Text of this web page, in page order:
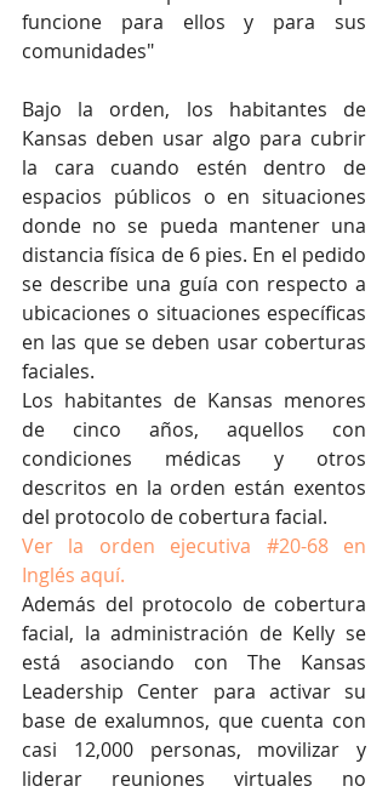
funcione para ellos y para sus
comunidades"
Bajo la orden, los habitantes de
Kansas deben usar algo para cubrir
la cara cuando estén dentro de
espacios públicos o en situaciones
donde no se pueda mantener una
distancia física de 6 pies. En el pedido
se describe una guía con respecto a
ubicaciones o situaciones específicas
en las que se deben usar coberturas
faciales.
Los habitantes de Kansas menores
de cinco años, aquellos con
condiciones médicas y otros
descritos en la orden están exentos
del protocolo de cobertura facial.
Ver la orden ejecutiva #20-68 en
Inglés aquí.
Además del protocolo de cobertura
facial, la administración de Kelly se
está asociando con The Kansas
Leadership Center para activar su
base de exalumnos, que cuenta con
casi 12,000 personas, movilizar y
liderar reuniones virtuales no